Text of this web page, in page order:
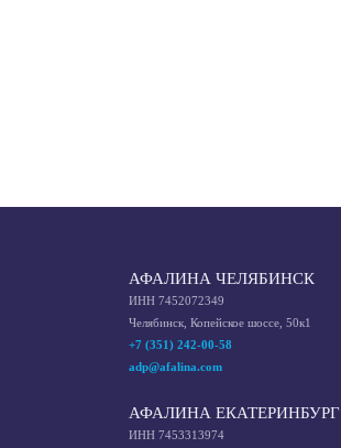
АФАЛИНА ЧЕЛЯБИНСК
ИНН 7452072349
Челябинск, Копейское шоссе, 50к1
+7 (351) 242-00-58
adp@afalina.com
АФАЛИНА ЕКАТЕРИНБУРГ
ИНН 7453313974